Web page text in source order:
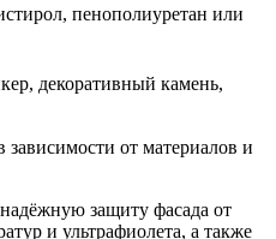
пенополиуретан или
декоративный камень,
от материалов и
защиту фасада от
и ультрафиолета, а также